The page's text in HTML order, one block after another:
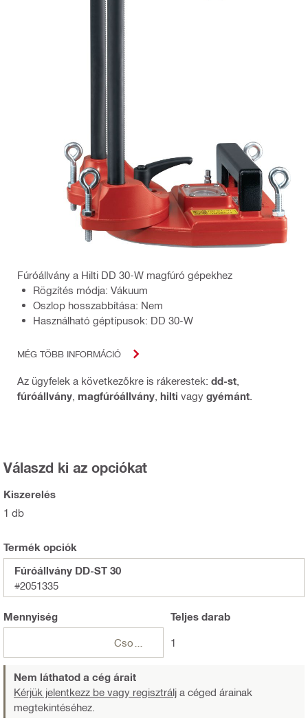
Fúróállvány a Hilti DD 30-W magfúró gépekhez
Rögzítés módja: Vákuum
Oszlop hosszabbítása: Nem
Használható géptípusok: DD 30-W
MÉG TÖBB INFORMÁCIÓ
Az ügyfelek a következőkre is rákerestek: dd-st
fúróállvány magfúróállvány hilti vagy gyémánt
Válaszd ki az opciókat
Kiszerelés
1 db
Termék opciók
Fúróállvány DD-ST 30
#2051335
Mennyiség Teljesdarab
1
Nem láthatod a cég árait
Kérjük jelentkezz be vagy regisztrálj a céged árainak
megtekintéséhez.